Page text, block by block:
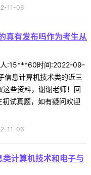
11-06
真有发布吗作为考生从
人:15***60时间:2022-09-
信息计算机技术类的近三
些资料，谢谢老师！回
试真题，如有疑问欢迎
11-06
计算机技术和电子与